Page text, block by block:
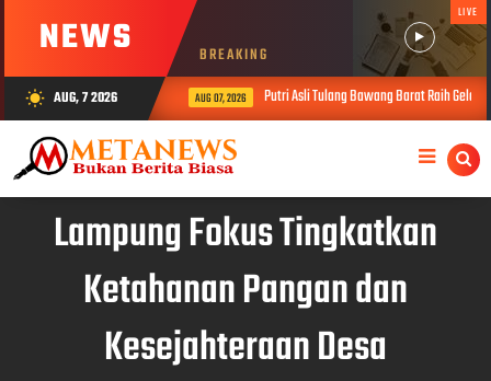
NEWS BREAKING
LIVE
wb_sunny AUG, 7 2026 AUG 07, 2026 Putri Asli Tulang Bawang Barat Raih Gelar
Lampung Fokus Tingkatkan
Ketahanan Pangan dan
Kesejahteraan Desa